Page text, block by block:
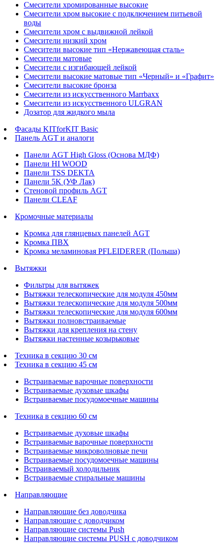
Смесители хромированные высокие
Смесители хром высокие с подключением питьевой
воды
Смесители хром с выдвижной лейкой
Смесители низкий хром
Смесители высокие тип «Нержавеющая сталь»
Смесители матовые
Смесители с изгибающей лейкой
Смесители высокие матовые тип «Черный» и «Графит»
Смесители высокие бронза
Смесители из искусственного Marrbaxx
Смесители из искусственного ULGRAN
Дозатор для жидкого мыла
Фасады KITforKIT Basic
Панель AGT и аналоги
Панели AGT High Gloss (Основа МДФ)
Панели HI WOOD
Панели TSS DEKTA
Панели 5K (УФ Лак)
Стеновой профиль AGT
Панели CLEAF
Кромочные материалы
Кромка для глянцевых панелей AGT
Кромка ПВХ
Кромка меламиновая PFLEIDERER (Польша)
Вытяжки
Фильтры для вытяжек
Вытяжки телескопические для модуля 450мм
Вытяжки телескопические для модуля 500мм
Вытяжки телескопические для модуля 600мм
Вытяжки полновстраиваемые
Вытяжки для крепления на стену
Вытяжки настенные козырьковые
Техника в секцию 30 см
Техника в секцию 45 см
Встраиваемые варочные поверхности
Встраиваемые духовые шкафы
Встраиваемые посудомоечные машины
Техника в секцию 60 см
Встраиваемые духовые шкафы
Встраиваемые варочные поверхности
Встраиваемые микроволновые печи
Встраиваемые посудомоечные машины
Встраиваемый холодильник
Встраиваемые стиральные машины
Направляющие
Направляющие без доводчика
Направляющие с доводчиком
Направляющие системы Push
Направляющие системы PUSH с доводчиком